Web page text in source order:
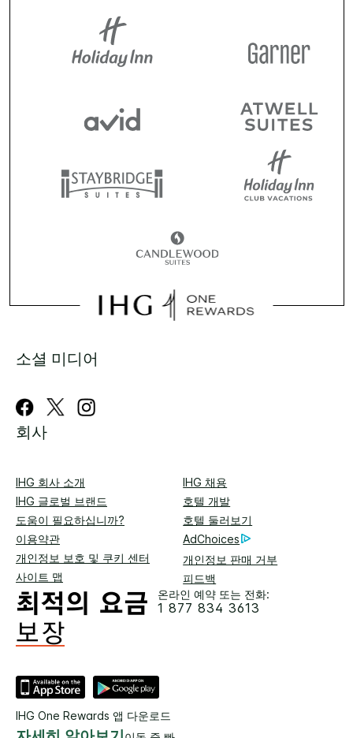
소셜 미디어
회사
IHG 회사 소개
IHG 채용
IHG 글로벌 브랜드
호텔 개발
도움이 필요하십니까?
호텔 둘러보기
이용약관
AdChoices
개인정보 보호 및 쿠키 센터
개인정보 판매 거부
사이트 맵
피드백
온라인 예약 또는 전화:
1 877 834 3613
IHG One Rewards 앱 다운로드